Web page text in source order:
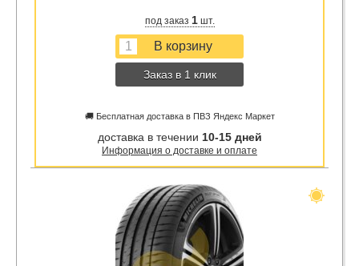
под заказ 1шт.
Заказ в 1 клик
🚚 Бесплатная доставка в ПВЗ Яндекс Маркет
доставка в течении 10-15 дней
Информация о доставке и оплате